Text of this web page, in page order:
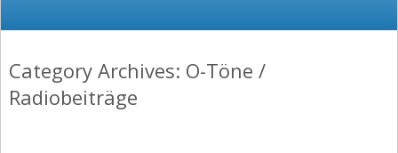
Nachrichten, Texte, Podcast, O-Töne,
Category Archives: O-Töne /
Radiobeiträge